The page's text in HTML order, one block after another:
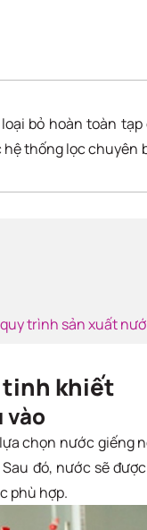
bỏ hoàn toàn
thống lọc chuyên
trình sản xuất
tinh khiết
vào
chọn nước giếng
đó, nước sẽ
phù hợp.